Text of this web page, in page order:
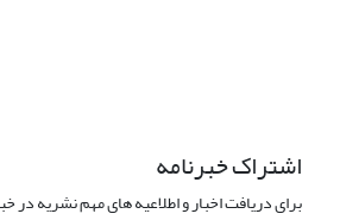
اشتراک خبرنامه
برای دریافت اخبار و اطلاعیه های مهم نشریه